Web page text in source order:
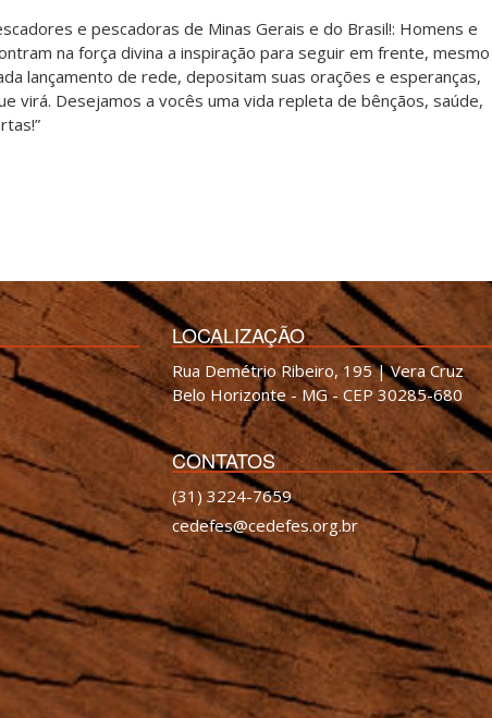
e pescadoras de Minas Gerais e do Brasil!: Homens e
na força divina a inspiração para seguir em frente, mesmo
lançamento de rede, depositam suas orações e esperanças,
virá. Desejamos a vocês uma vida repleta de bênçãos, saúde,
LOCALIZAÇÃO
Rua Demétrio Ribeiro, 195 | Vera Cruz
Belo Horizonte - MG - CEP 30285-680
CONTATOS
(31) 3224-7659
cedefes@cedefes.org.br